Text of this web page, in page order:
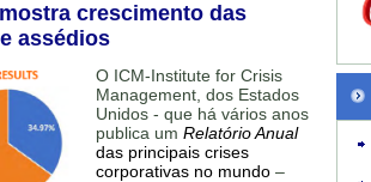
crescimento das
assédios
O ICM-Institute for Crisis
Management, dos Estados
Unidos - que há vários anos
publica um Relatório Anual
das principais crises
corporativas no mundo –